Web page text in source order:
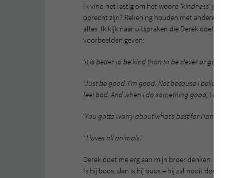
Ik vind het lastig om het woord ‘kindness‘
oprecht zijn? Rekening houden met anderen?
alles. Ik kijk naar uitspraken die Derek doet en
voorbeelden geven:
‘It is better to be kind than to be clever or good
‘Just be good. I’m good. Not because I believe
feel bad. And when I do something good, I feel
‘You gotta worry about what’s best for Hannah. ‘
‘ I loves all animals.’
Derek doet me erg aan mijn broer denken. Ik
Is hij boos, dan is hij boos – hij zal nooit doen